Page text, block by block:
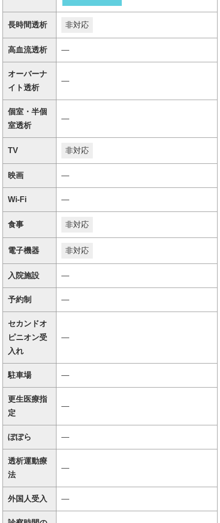
長時間透析 非対応
高血流透析 ―
オーバーナ
イト透析
―
個室・半個
室透析
―
TV 非対応
映画 ―
Wi-Fi ―
食事 非対応
電子機器 非対応
入院施設 ―
予約制 ―
セカンドオ
ピニオン受
入れ
―
駐車場 ―
更生医療指
定
―
ぽぽら ―
透析運動療
法
―
外国人受入 ―